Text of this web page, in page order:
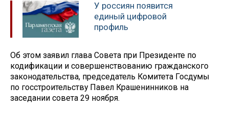
У россиян появится
единый цифровой
профиль
Об этом заявил глава Совета при Президенте по
кодификации и совершенствованию гражданского
законодательства, председатель Комитета Госдумы
по госстроительству Павел Крашенинников на
заседании совета 29 ноября.